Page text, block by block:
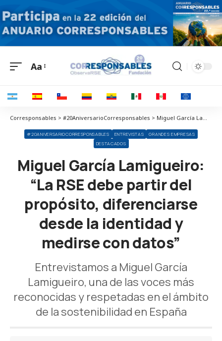
Aa
Corresponsables > #20AniversarioCorresponsables > Miguel García Lamigueiro: “La RSE debe partir del propósito, diferenciarse desde la identidad y medirse con datos”
#20ANIVERSARIOCORRESPONSABLES ENTREVISTAS
GRANDES EMPRESAS
DESTACADOS
Miguel García Lamigueiro:
“La RSE debe partir del
propósito, diferenciarse
desde la identidad y
medirse con datos”
Entrevistamos a Miguel García
Lamigueiro, una de las voces más
reconocidas y respetadas en el ámbito
de la sostenibilidad en España